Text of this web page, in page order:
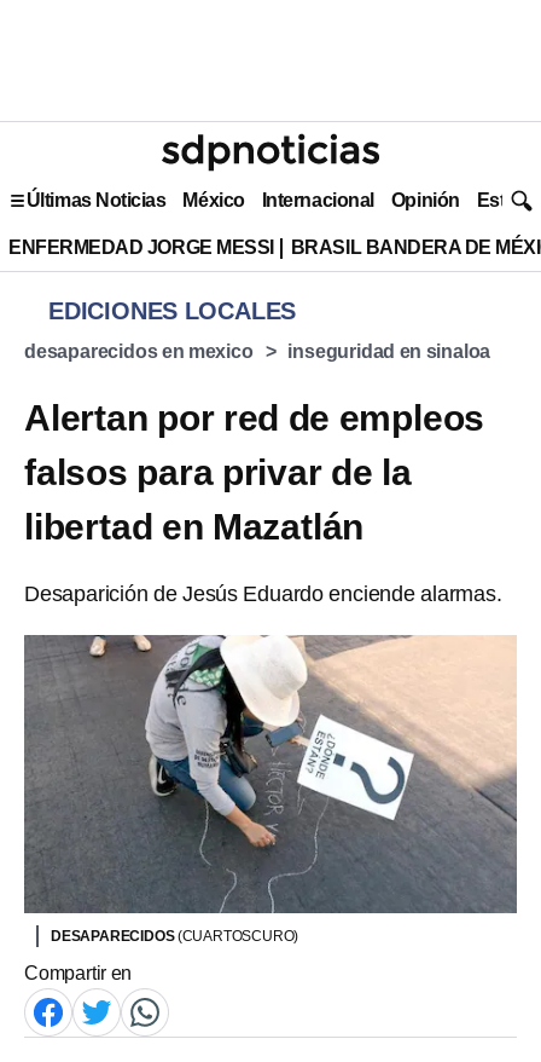
Últimas Noticias México Internacional Opinión Estilo
ENFERMEDAD JORGE MESSI BRASIL BANDERA DE
EDICIONES LOCALES
desaparecidos en mexico inseguridad en sinaloa
Alertan por red de empleos
falsos para privar de la
libertad en Mazatlán
Desaparición de Jesús Eduardo enciende alarmas.
DESAPARECIDOS(CUARTOSCURO)
Compartir en